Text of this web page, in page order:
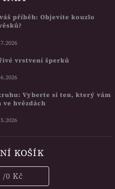
příběh: Objevíte kouzlo
vrstvení šperků
Vyberte si ten, který vám
ve hvězdách
KOŠÍK
/0 Kč